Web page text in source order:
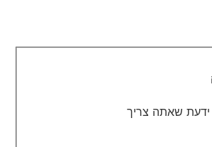
שאתה צריך